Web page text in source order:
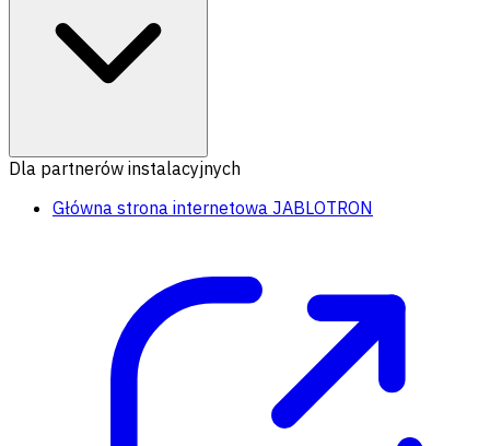
Dla partnerów instalacyjnych
Główna strona internetowa JABLOTRON